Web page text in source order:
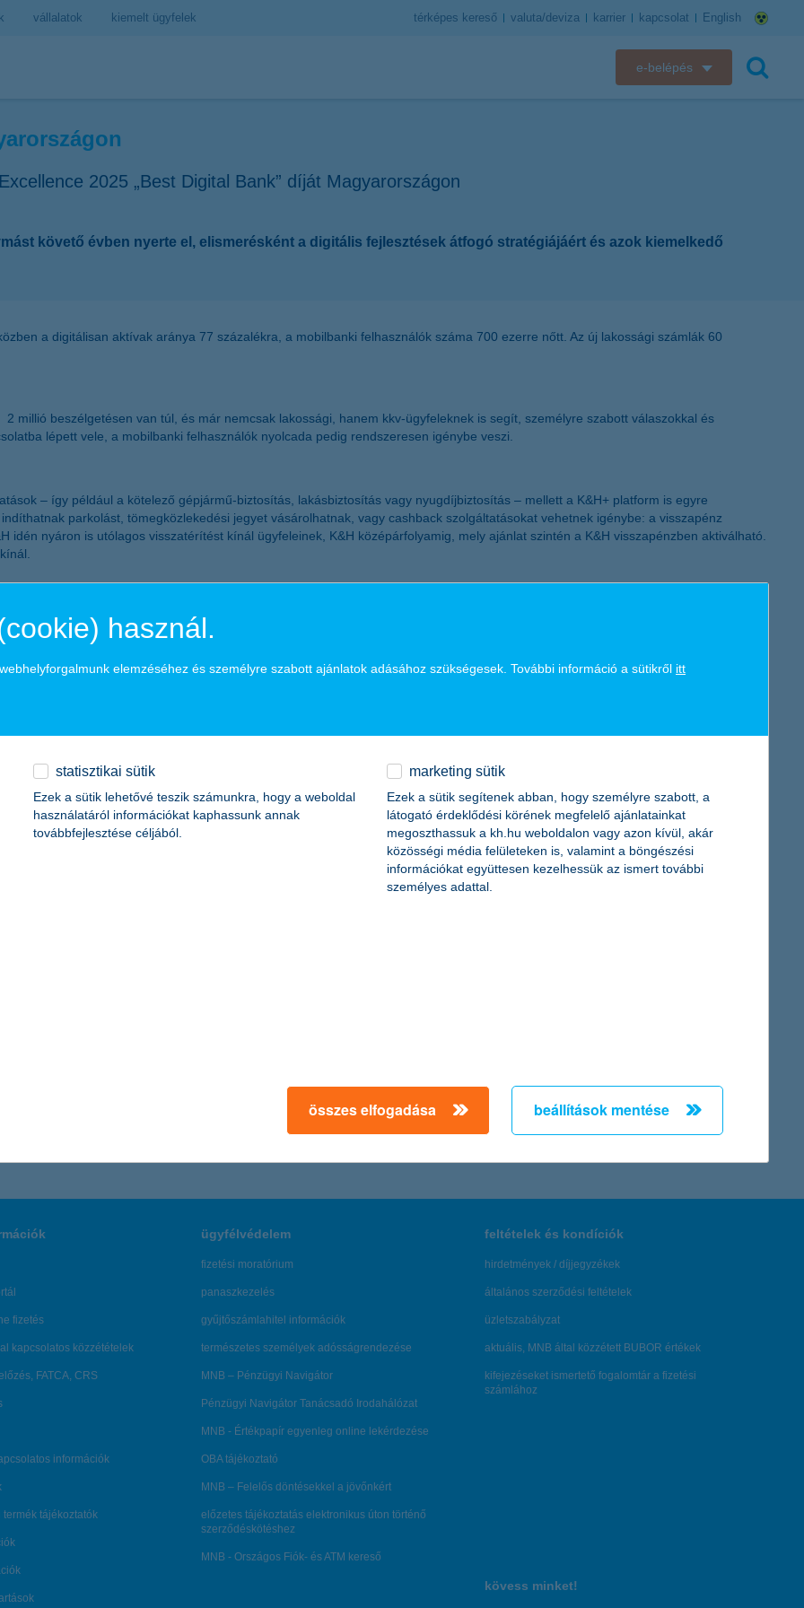
vállalatok kiemelt ügyfelek térképes kereső valuta/deviza karrier kapcsolat English
e-belépés
K&H web Electra
K&H SZÉP Kártya
K&H token megújítás
2025 „Best Digital Bank” díját Magyarországon
követő évben nyerte el, elismerésként a digitális fejlesztések átfogó stratégiájáért és azok kiemelkedő
a digitálisan aktívak aránya 77 százalékra, a mobilbanki felhasználók száma 700 ezerre nőtt. Az új lakossági számlák 60
millió beszélgetésen van túl, és már nemcsak lakossági, hanem kkv-ügyfeleknek is segít, személyre szabott válaszokkal és
lépett vele, a mobilbanki felhasználók nyolcada pedig rendszeresen igénybe veszi.
– így például a kötelező gépjármű-biztosítás, lakásbiztosítás vagy nyugdíjbiztosítás – mellett a K&H+ platform is egyre
parkolást, tömegközlekedési jegyet vásárolhatnak, vagy cashback szolgáltatásokat vehetnek igénybe: a visszapénz
idén nyáron is utólagos visszatérítést kínál ügyfeleinek, K&H középárfolyamig, mely ajánlat szintén a K&H visszapénzben aktiválható.
a bank elsőként vezette be Magyarországon a teljesen digitális, felelős befektetési alapokra épülő nyugdíjbiztosítást, valamint
számításban és jelentésben segíti az ügyfeleket. A K&H kényelem felelős befektetési alap a tavalyi évben az első helyet szerezte
ügyfelek számára, hogy ERP-rendszerük közvetlenül kommunikáljon a bank rendszereivel, automatizálva az adatkezelést és
a nemrég véget ért 15. „Vigyázz, kész, pénz!” vetélkedő évről évre több tízezer diákot ér el, emellett a bank trendcast podcast-
áttekintő eszközöket is kínál.
de rendszeresen végez etikus hackelést a KBC-csoporton belül, és évről évre megszervezi az „Információbiztonsági hónap”
fizetés
kapcsolatos közzétételek
FATCA, CRS
információk
termék tájékoztatók
ügyfélvédelem
fizetési moratórium
panaszkezelés
gyűjtőszámlahitel információk
természetes személyek adósságrendezése
MNB – Pénzügyi Navigátor
Pénzügyi Navigátor Tanácsadó Irodahálózat
MNB - Értékpapír egyenleg online lekérdezése
OBA tájékoztató
MNB – Felelős döntésekkel a jövőnkért
előzetes tájékoztatás elektronikus úton történő
szerződéskötéshez
MNB - Országos Fiók- és ATM kereső
feltételek és kondíciók
hirdetmények / díjjegyzékek
általános szerződési feltételek
üzletszabályzat
aktuális, MNB által közzétett BUBOR értékek
kifejezéseket ismertető fogalomtár a fizetési
számlához
kövess minket!
használ.
elemzéséhez és személyre szabott ajánlatok adásához szükségesek. További információ a sütikről itt
statisztikai sütik
Ezek a sütik lehetővé teszik számunkra, hogy a weboldal
használatáról információkat kaphassunk annak
továbbfejlesztése céljából.
marketing sütik
Ezek a sütik segítenek abban, hogy személyre szabott, a
látogató érdeklődési körének megfelelő ajánlatainkat
megoszthassuk a kh.hu weboldalon vagy azon kívül, akár
közösségi média felületeken is, valamint a böngészési
információkat együttesen kezelhessük az ismert további
személyes adattal.
összes elfogadása beállítások mentése